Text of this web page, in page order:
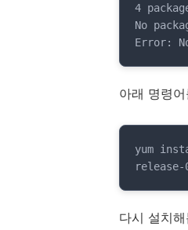
4
No
Error:
아래 명령
yum
release-
다시 설치